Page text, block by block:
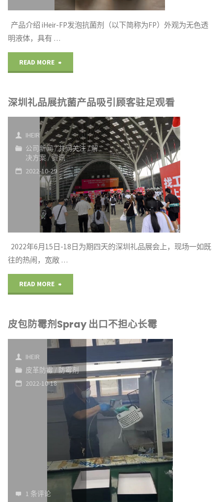
干
燥
棒
T-
产品介绍 iHeir-FP发泡抗菌剂（以下简称为FP）外观为无色透
明液体，具有 …
READ MORE
氨
酯
鞋
垫
抗
菌
剂
集
体
加
方
便"
深圳礼品展抗菌产品吸引顾客驻足观看
IHEIR
公司新闻/共同关注/解
决方案/资讯
2022-10-29
2022年6月15日-18日为期四天的深圳礼品展会上，现场一如既
往的热闹，宽敞 …
READ MORE
礼
展
抗
吸
皮包防霉剂Spray 出口不担心长霉
IHEIR
皮革防霉/防霉剂
2022-10-18
1 条评论